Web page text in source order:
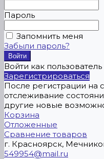
Пароль
Запомнить меня
Забыли пароль?
Войти как пользователь
Зарегистрироваться
После регистрации на
отслеживание
другие новые
Корзина
Отложенные
Сравнение товаров
г. Красноярск,
549954@mail.ru